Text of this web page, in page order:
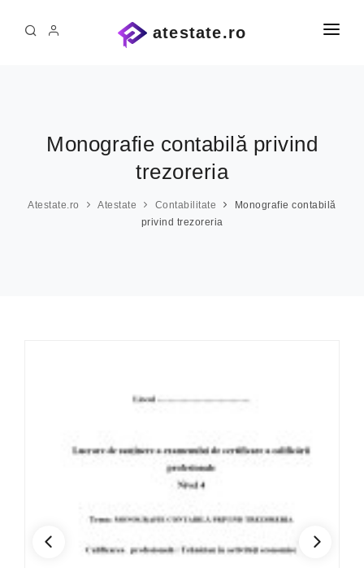
atestate.ro
Construcții, instalații și lucrări publice
Coregrafie
Economia intreprinderii
Economie
Monografie contabilă privind
trezoreria
Atestate.ro Atestate Contabilitate
Monografie contabilă
privind trezoreria